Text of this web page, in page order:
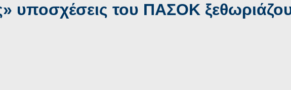
υποσχέσεις του ΠΑΣΟΚ